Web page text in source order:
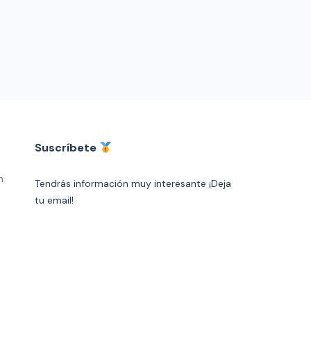
Suscríbete
Tendrás información muy interesante ¡Deja
tu email!